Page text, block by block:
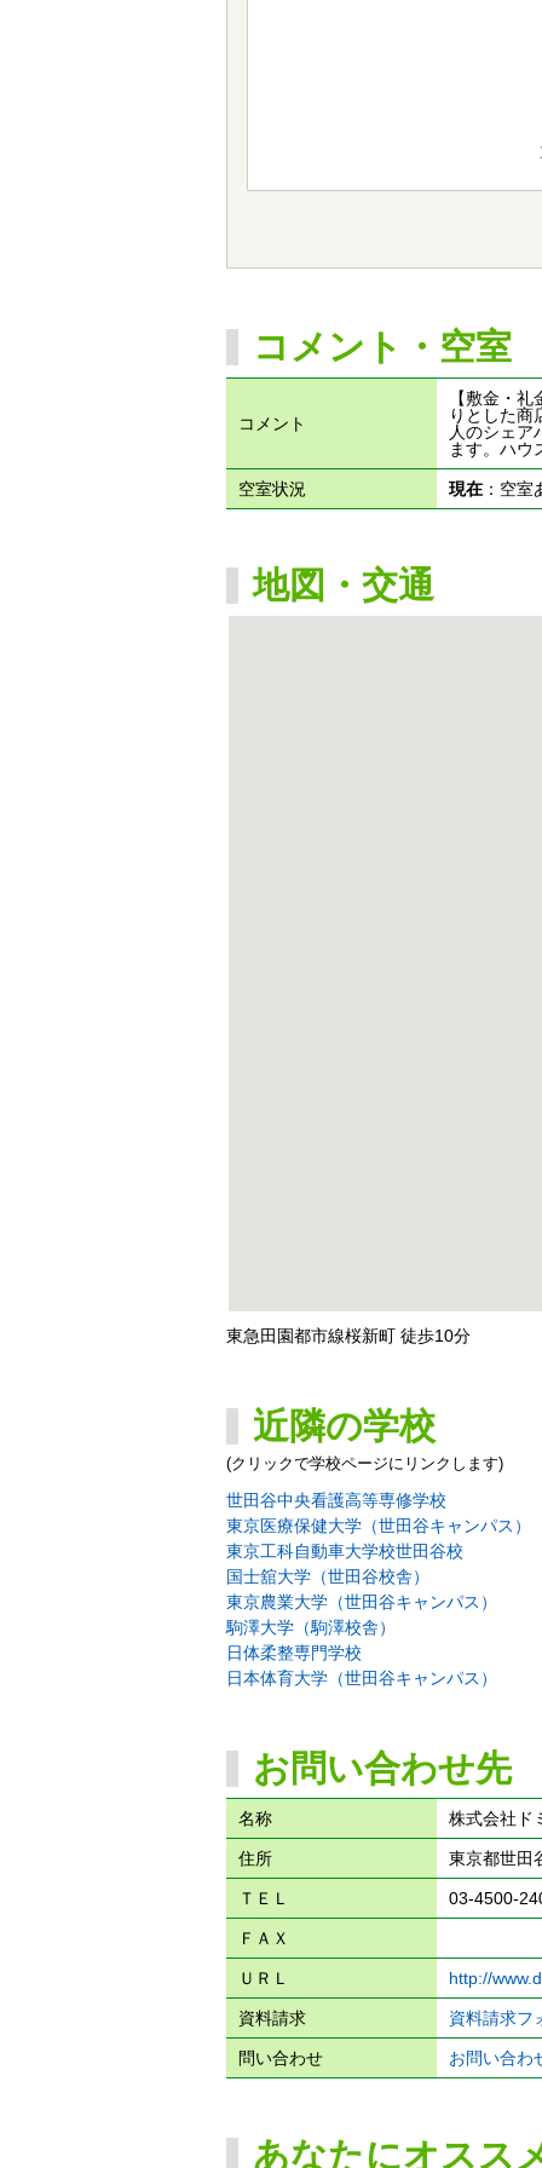
コメント・空室
コメント
【敷金・
りとした商
人のシェア
ます。ハウ
空室状況 現在：空
地図・交通
東急田園都市線桜新町 徒歩10分
近隣の学校
(クリックで学校ページにリンクします)
世田谷中央看護高等専修学校
東京医療保健大学（世田谷キャンパス）
東京工科自動車大学校世田谷校
国士舘大学（世田谷校舎）
東京農業大学（世田谷キャンパス）
駒澤大学（駒澤校舎）
日体柔整専門学校
日本体育大学（世田谷キャンパス）
お問い合わせ先
名称 株式会社ド
住所 東京都世田
ＴＥＬ 03-4500-
ＦＡＸ
ＵＲＬ http://
資料請求 資料請求フ
問い合わせ お問い合わ
あなたにオスス